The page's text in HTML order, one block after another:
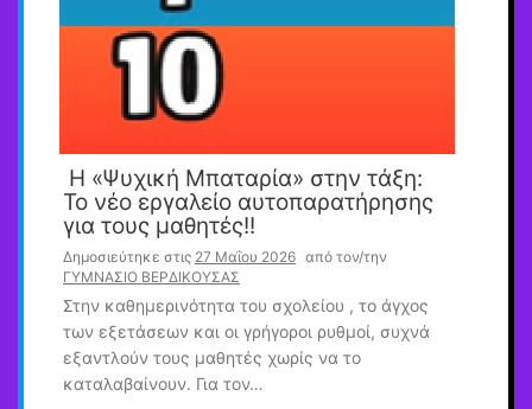
Η «Ψυχική Μπαταρία» στην τάξη:
Το νέο εργαλείο αυτοπαρατήρησης
για τους μαθητές!!
Δημοσιεύτηκε στις 27 Μαΐου 2026 από τον/την
ΓΥΜΝΑΣΙΟ ΒΕΡΔΙΚΟΥΣΑΣ
Στην καθημερινότητα του σχολείου , το άγχος
των εξετάσεων και οι γρήγοροι ρυθμοί, συχνά
εξαντλούν τους μαθητές χωρίς να το
καταλαβαίνουν. Για τον…